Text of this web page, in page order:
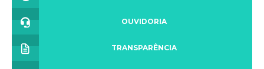
OUVIDORIA
TRANSPARÊNCIA